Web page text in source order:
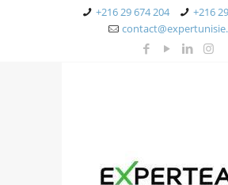
+216 29 674 204
+216